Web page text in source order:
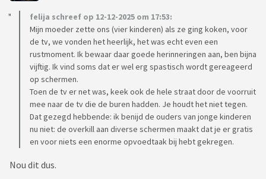
felija schreef op 12-12-2025 om 17:53:
Mijn moeder zette ons (vier kinderen) als ze ging koken, voor
de tv, we vonden het heerlijk, het was echt even een
rustmoment. Ik bewaar daar goede herinneringen aan, ben bijna
vijftig. Ik vind soms dat er wel erg spastisch wordt gereageerd
op schermen.
Toen de tv er net was, keek ook de hele straat door de voorruit
mee naar de tv die de buren hadden. Je houdt het niet tegen.
Dat gezegd hebbende: ik benijd de ouders van jonge kinderen
nu niet: de overkill aan diverse schermen maakt dat je er gratis
en voor niets een enorme opvoedtaak bij hebt gekregen.
Nou dit dus.